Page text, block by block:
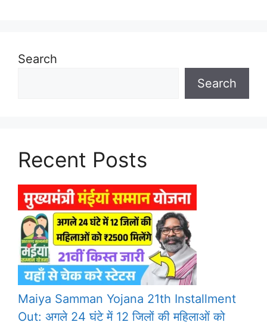
Search
Search
Recent Posts
Maiya Samman Yojana 21th Installment
Out: अगले 24 घंटे में 12 जिलों की महिलाओं को